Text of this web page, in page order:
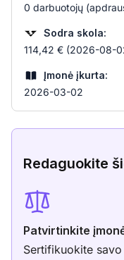
0 darbuotojų
Sodra skola:
114,42 € (2026-08-
Įmonė įkurta:
2026-03-02
Redaguokite
Patvirtinkite
Sertifikuokite